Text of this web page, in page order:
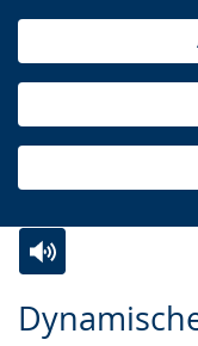
Leichten
Audio-
Video